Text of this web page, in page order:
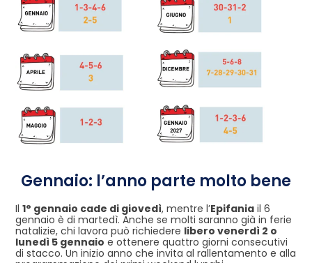
Gennaio: l’anno parte molto bene
Il 1° gennaio cade di giovedì, mentre l’Epifania il 6
gennaio è di martedì. Anche se molti saranno già in ferie
natalizie, chi lavora può richiedere libero venerdì 2 o
lunedì 5 gennaio e ottenere quattro giorni consecutivi
di stacco. Un inizio anno che invita al rallentamento e alla